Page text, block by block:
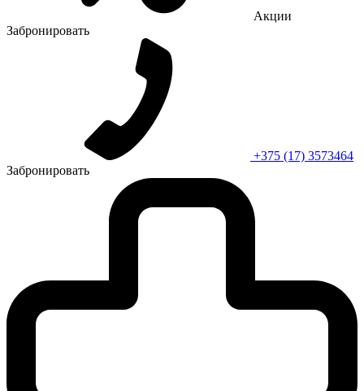
Акции
Забронировать
+375 (17) 3573464
Забронировать